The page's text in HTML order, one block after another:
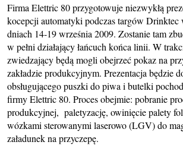
Firma Elettric 80 przygotowuje niezwykłą
kocepcji automatyki podczas targów
dniach 14-19 września 2009. Zostanie tam
w pełni działający łańcuch końca linii. W
zwiedzający będą mogli obejrzeć pokaz na
zakładzie produkcyjnym. Prezentacja będzie
obsługującego puszki do piwa i butelki
firmy Elettric 80. Proces obejmie: pobranie
produkcyjnej, paletyzację, owinięcie palety
wózkami sterowanymi laserowo (LGV) do
załadunek na przyczepę.